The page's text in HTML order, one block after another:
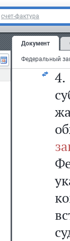
счет-фактура
Документ